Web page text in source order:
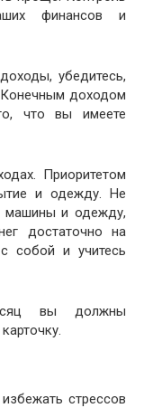
финансов и
убедитесь,
Конечным доходом
что вы имеете
Приоритетом
и одежду. Не
машины и одежду,
достаточно на
собой и учитесь
вы должны
стрессов